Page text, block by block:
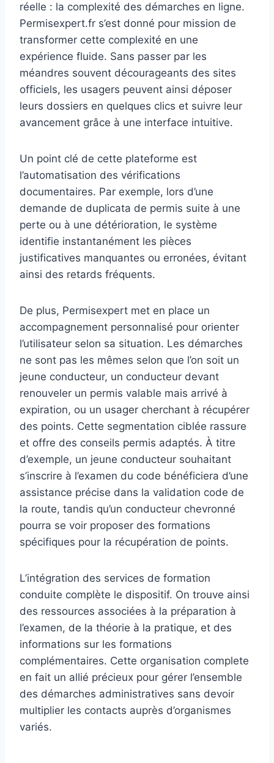
réelle : la complexité des démarches en ligne.
Permisexpert.fr s’est donné pour mission de
transformer cette complexité en une
expérience fluide. Sans passer par les
méandres souvent décourageants des sites
officiels, les usagers peuvent ainsi déposer
leurs dossiers en quelques clics et suivre leur
avancement grâce à une interface intuitive.
Un point clé de cette plateforme est
l’automatisation des vérifications
documentaires. Par exemple, lors d’une
demande de duplicata de permis suite à une
perte ou à une détérioration, le système
identifie instantanément les pièces
justificatives manquantes ou erronées, évitant
ainsi des retards fréquents.
De plus, Permisexpert met en place un
accompagnement personnalisé pour orienter
l’utilisateur selon sa situation. Les démarches
ne sont pas les mêmes selon que l’on soit un
jeune conducteur, un conducteur devant
renouveler un permis valable mais arrivé à
expiration, ou un usager cherchant à récupérer
des points. Cette segmentation ciblée rassure
et offre des conseils permis adaptés. À titre
d’exemple, un jeune conducteur souhaitant
s’inscrire à l’examen du code bénéficiera d’une
assistance précise dans la validation code de
la route, tandis qu’un conducteur chevronné
pourra se voir proposer des formations
spécifiques pour la récupération de points.
L’intégration des services de formation
conduite complète le dispositif. On trouve ainsi
des ressources associées à la préparation à
l’examen, de la théorie à la pratique, et des
informations sur les formations
complémentaires. Cette organisation complete
en fait un allié précieux pour gérer l’ensemble
des démarches administratives sans devoir
multiplier les contacts auprès d’organismes
variés.